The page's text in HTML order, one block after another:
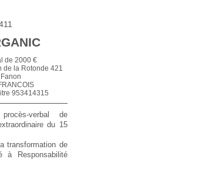
de 2000 €
de la Rotonde 421
953414315
verbal de
du 15
transformation de
à Responsabilité